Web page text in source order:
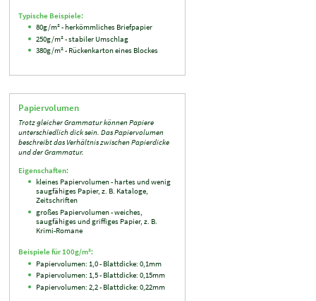
Typische Beispiele:
80g/m² - herkömmliches Briefpapier
250g/m² - stabiler Umschlag
380g/m² - Rückenkarton eines Blockes
Papiervolumen
Trotz gleicher Grammatur können Papiere
unterschiedlich dick sein. Das Papiervolumen
beschreibt das Verhältnis zwischen Papierdicke
und der Grammatur.
Eigenschaften:
kleines Papiervolumen - hartes und wenig
saugfähiges Papier, z. B. Kataloge,
Zeitschriften
großes Papiervolumen - weiches,
saugfähiges und griffiges Papier, z. B.
Krimi-Romane
Beispiele für 100g/m²:
Papiervolumen: 1,0 - Blattdicke: 0,1mm
Papiervolumen: 1,5 - Blattdicke: 0,15mm
Papiervolumen: 2,2 - Blattdicke: 0,22mm